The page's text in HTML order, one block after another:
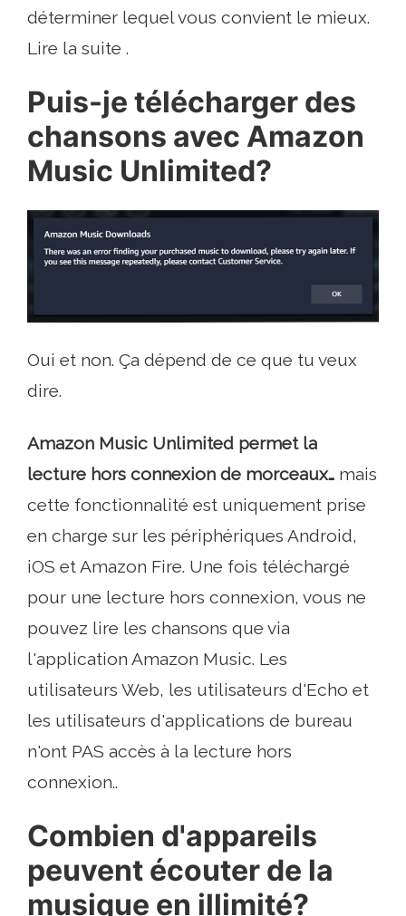
déterminer lequel vous convient le mieux.
Lire la suite .
Puis-je télécharger des
chansons avec Amazon
Music Unlimited?
Oui et non. Ça dépend de ce que tu veux
dire.
Amazon Music Unlimited permet la
lecture hors connexion de morceaux… mais
cette fonctionnalité est uniquement prise
en charge sur les périphériques Android,
iOS et Amazon Fire. Une fois téléchargé
pour une lecture hors connexion, vous ne
pouvez lire les chansons que via
l'application Amazon Music. Les
utilisateurs Web, les utilisateurs d'Echo et
les utilisateurs d'applications de bureau
n'ont PAS accès à la lecture hors
connexion..
Combien d'appareils
peuvent écouter de la
musique en illimité?